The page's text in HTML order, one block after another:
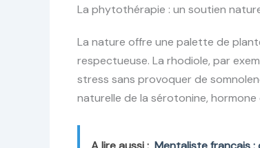
La phytothérapie : un soutien
La nature offre une palette de
respectueuse. La rhodiole, par
stress sans provoquer de
naturelle de la sérotonine, hormone